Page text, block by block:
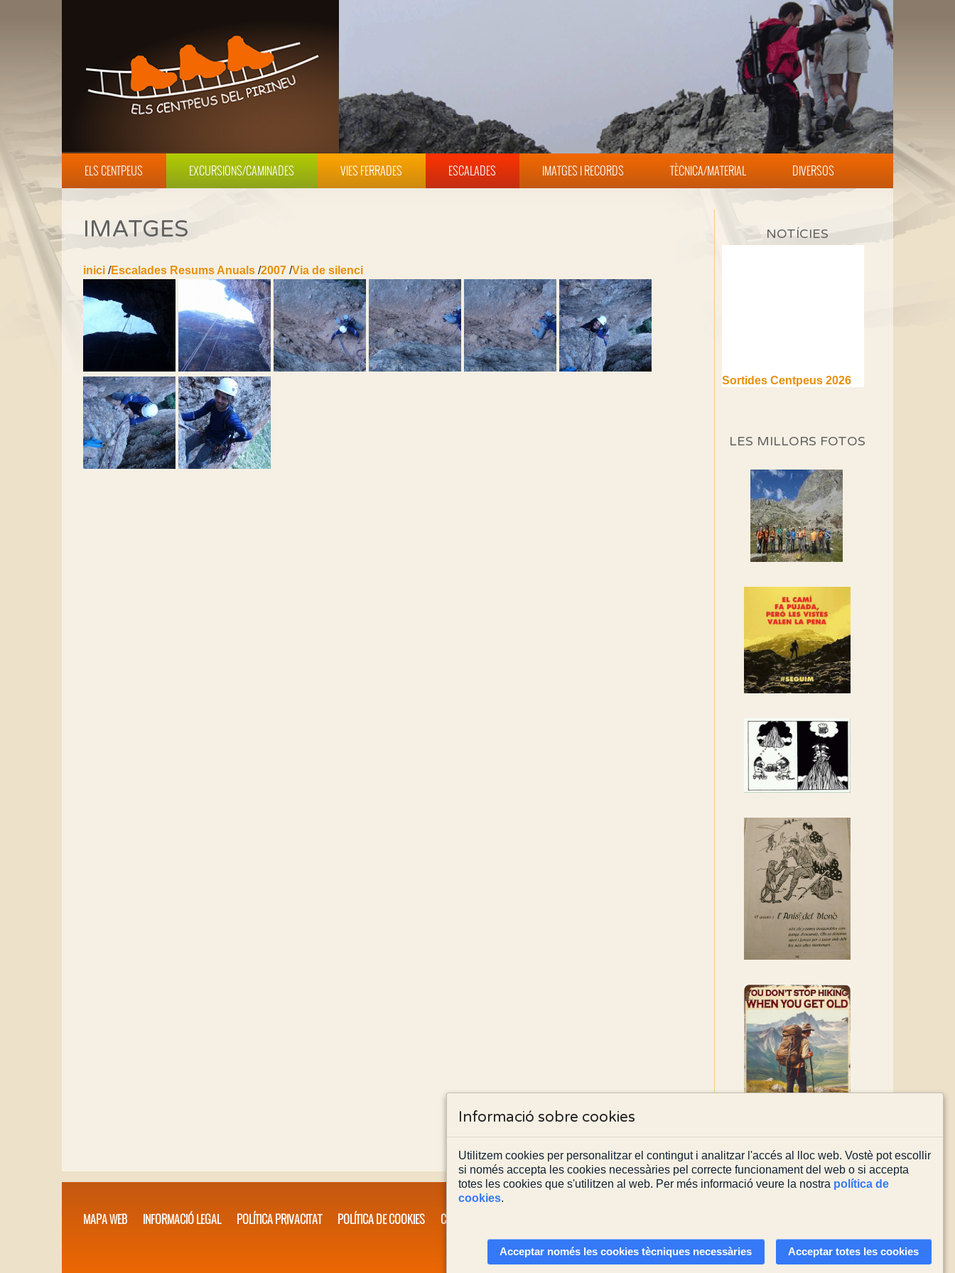
ELS CENTPEUS EXCURSIONS/CAMINADES VIES FERRADES ESCALADES IMATGES I RECORDS TÈCNICA/MATERIAL DIVERSOS
IMATGES
inici /Escalades Resums Anuals /2007 /Via de silenci
NOTÍCIES
(1a part)
Si no podem caminar,
alguna cosa hem de fer...
Els Centpeus signen el
Manifest a favor dels
Camins Vells
associació adhereix-te al
manifest!
Rebem un diploma dels
Amics de Sant Aniol
d'Aguja
Els Centpeus estem
recuperació del refugi i de
l'entorn de Sant Aniol
LES MILLORS FOTOS
MAPA WEB INFORMACIÓ LEGAL POLÍTICA PRIVACITAT POLÍTICA DE COOKIES CONTACTA'NS
Actualitzada el08/08/2026
Informació sobre cookies
Utilitzem cookies per personalitzar el contingut i analitzar l'accés al lloc web. Vostè pot escollir
si només accepta les cookies necessàries pel correcte funcionament del web o si accepta
totes les cookies que s'utilitzen al web. Per més informació veure la nostra política de
cookies.
Acceptar només les cookies tècniques necessàries Acceptar totes les cookies